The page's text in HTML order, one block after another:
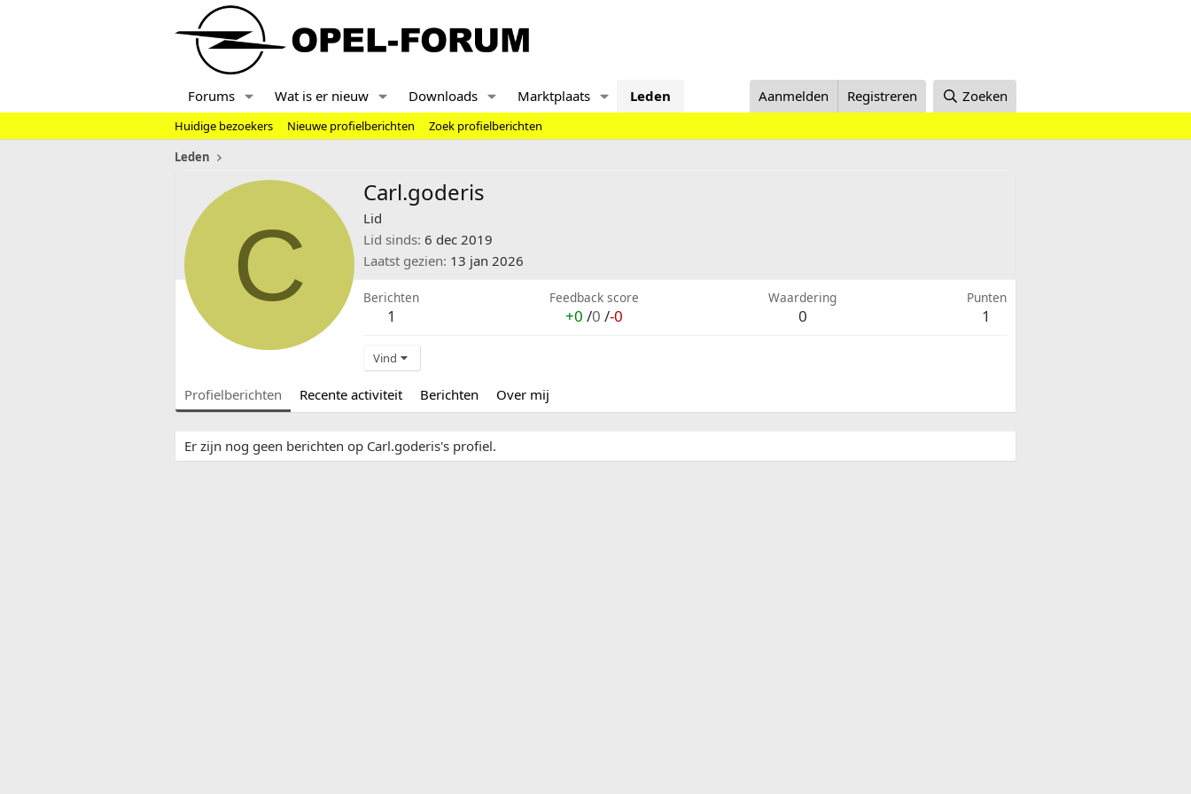
Forums Wat is er nieuw Downloads Marktplaats Leden Aanmelden Registreren Zoeken
Huidige bezoekers Nieuwe profielberichten
Zoek profielberichten
Leden
C
Carl.goderis
Lid
Lid sinds 6 dec 2019
Laatst gezien 13 jan 2026
Berichten
1
Feedback score
+0 /0 /-0
Waardering
0
Punten
1
Vind
Profielberichten Recente activiteit Berichten Over mij
Er zijn nog geen berichten op Carl.goderis's profiel.